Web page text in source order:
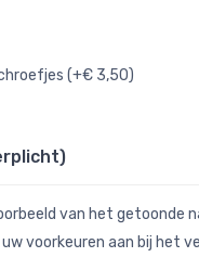
(+€ 3,50)
van het getoonde
voorkeuren aan bij het